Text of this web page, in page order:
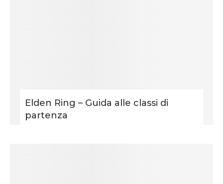
Elden Ring – Guida alle classi di
partenza